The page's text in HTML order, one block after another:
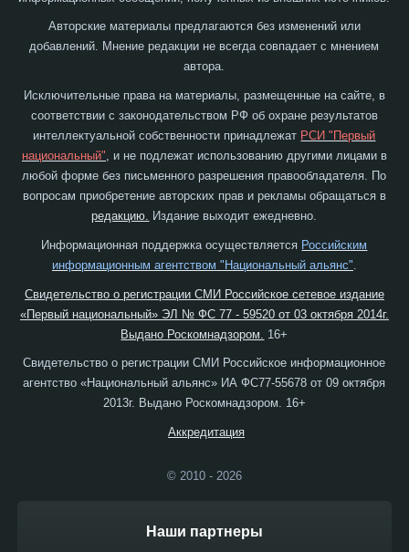
Авторские материалы предлагаются без изменений или
добавлений. Мнение редакции не всегда совпадает с мнением
автора.
Исключительные права на материалы, размещенные на сайте, в
соответствии с законодательством РФ об охране результатов
интеллектуальной собственности принадлежат РСИ "Первый
национальный", и не подлежат использованию другими лицами в
любой форме без письменного разрешения правообладателя. По
вопросам приобретение авторских прав и рекламы обращаться в
редакцию. Издание выходит ежедневно.
Информационная поддержка осуществляется Российским
информационным агентством "Национальный альянс"
Свидетельство о регистрации СМИ Российское сетевое издание
«Первый национальный» ЭЛ № ФС 77 - 59520 от 03 октября 2014г.
Выдано Роскомнадзором.
16+
Свидетельство о регистрации СМИ Российское информационное
агентство «Национальный альянс» ИА ФС77-55678 от 09 октября
2013г. Выдано Роскомнадзором. 16+
Аккредитация
© 2010 - 2026
Наши партнеры